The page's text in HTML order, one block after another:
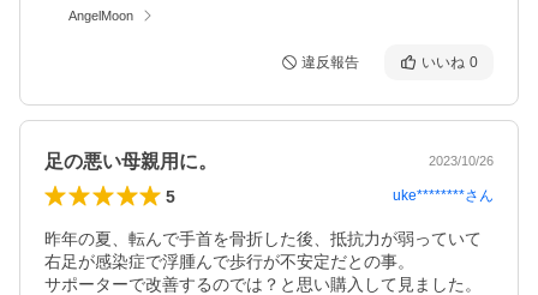
AngelMoon
違反報告 いいね 0
足の悪い母親用に。 2023/10/26
5 uke********さん
昨年の夏、転んで手首を骨折した後、抵抗力が弱っていて
右足が感染症で浮腫んで歩行が不安定だとの事。
サポーターで改善するのでは？と思い購入して見ました。